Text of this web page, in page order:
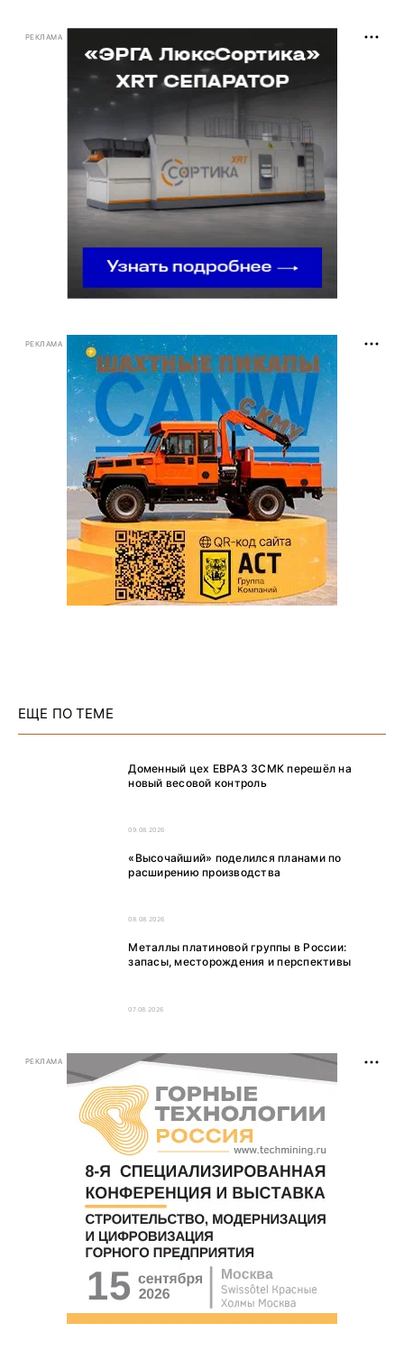
РЕКЛАМА
РЕКЛАМА
ЕЩЕ ПО ТЕМЕ
Доменный цех ЕВРАЗ ЗСМК перешёл на
новый весовой контроль
09.08.2026
«Высочайший» поделился планами по
расширению производства
08.08.2026
Металлы платиновой группы в России:
запасы, месторождения и перспективы
07.08.2026
РЕКЛАМА